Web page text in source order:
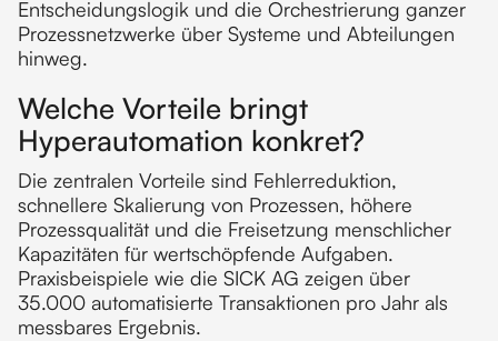
Entscheidungslogik und die Orchestrierung ganzer
Prozessnetzwerke über Systeme und Abteilungen
hinweg.
Welche Vorteile bringt
Hyperautomation konkret?
Die zentralen Vorteile sind Fehlerreduktion,
schnellere Skalierung von Prozessen, höhere
Prozessqualität und die Freisetzung menschlicher
Kapazitäten für wertschöpfende Aufgaben.
Praxisbeispiele wie die SICK AG zeigen über
35.000 automatisierte Transaktionen pro Jahr als
messbares Ergebnis.